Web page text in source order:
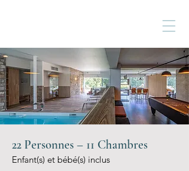
22 Personnes – 11 Chambres
Enfant(s) et bébé(s) inclus